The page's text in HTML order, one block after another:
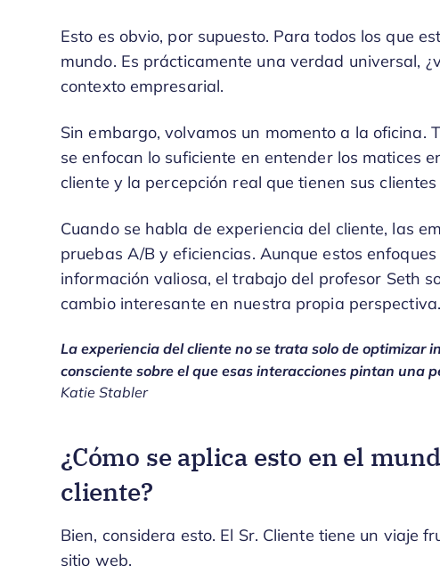
Esto es obvio, por supuesto. Para todos los que
mundo. Es prácticamente una verdad universal,
contexto empresarial.
Sin embargo, volvamos un momento a la oficina.
se enfocan lo suficiente en entender los matices
cliente y la percepción real que tienen sus
Cuando se habla de experiencia del cliente, las
pruebas A/B y eficiencias. Aunque estos
información valiosa, el trabajo del profesor Seth
cambio interesante en nuestra propia
La experiencia del cliente no se trata solo de optimizar
consciente sobre el que esas interacciones pintan una
Katie Stabler
¿Cómo se aplica esto en el
cliente?
Bien, considera esto. El Sr. Cliente tiene un viaje
sitio web.